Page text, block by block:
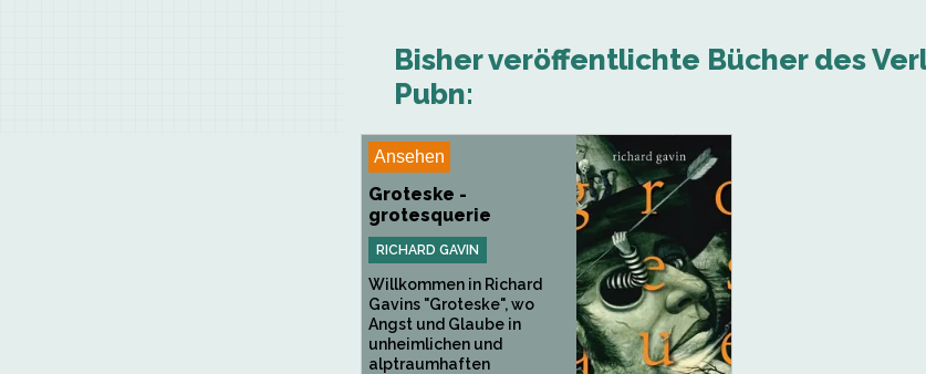
Bisher veröffentlichte Bücher des
Pubn:
Ansehen
Groteske -
grotesquerie
RICHARD GAVIN
Willkommen in Richard
Gavins "Groteske", wo
Angst und Glaube in
unheimlichen und
alptraumhaften